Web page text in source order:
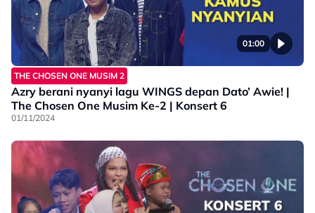
01:00
THE CHOSEN ONE MUSIM 2
Azry berani nyanyi lagu WINGS depan Dato’ Awie! |
The Chosen One Musim Ke-2 | Konsert 6
01/11/2024